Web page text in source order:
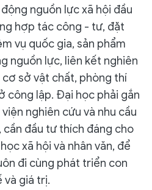
nguồn lực xã hội đầu
hợp tác công - tư, đặt
vụ quốc gia, sản phẩm
nguồn lực, liên kết nghiên
cơ sở vật chất, phòng thí
công lập. Đại học phải gắn
nghiên cứu và nhu cầu
đầu tư thích đáng cho
xã hội và nhân văn, để
đi cùng phát triển con
và giá trị.